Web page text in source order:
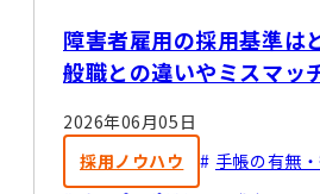
障害者雇用の採用基準は
般職との違いやミスマッ
2026年06月05日
採用ノウハウ
手帳の有無